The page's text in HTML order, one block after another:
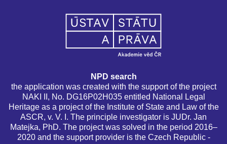
NPD search
the application was created with the support of the project
NAKI II, No. DG16P02H035 entitled National Legal
Heritage as a project of the Institute of State and Law of the
ASCR, v. V. I. The principle investigator is JUDr. Jan
Matejka, PhD. The project was solved in the period 2016–
2020 and the support provider is the Czech Republic -